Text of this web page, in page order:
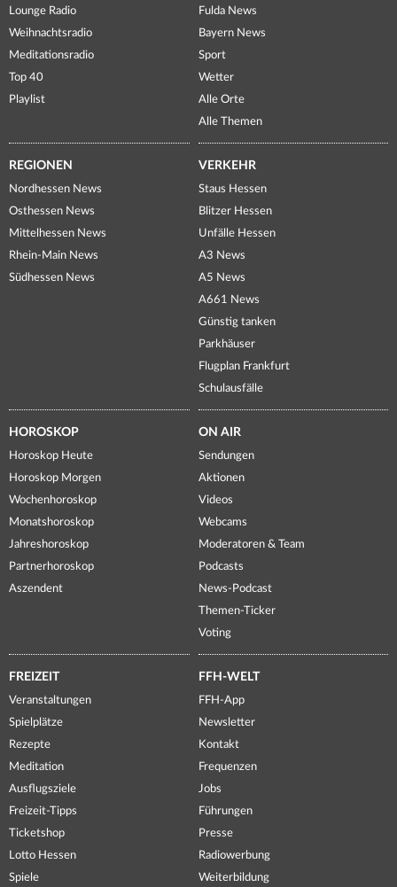
Lounge Radio
Weihnachtsradio
Meditationsradio
Top 40
Playlist
Fulda News
Bayern News
Sport
Wetter
Alle Orte
Alle Themen
REGIONEN
Nordhessen News
Osthessen News
Mittelhessen News
Rhein-Main News
Südhessen News
VERKEHR
Staus Hessen
Blitzer Hessen
Unfälle Hessen
A3 News
A5 News
A661 News
Günstig tanken
Parkhäuser
Flugplan Frankfurt
Schulausfälle
HOROSKOP
Horoskop Heute
Horoskop Morgen
Wochenhoroskop
Monatshoroskop
Jahreshoroskop
Partnerhoroskop
Aszendent
ON AIR
Sendungen
Aktionen
Videos
Webcams
Moderatoren & Team
Podcasts
News-Podcast
Themen-Ticker
Voting
FREIZEIT
Veranstaltungen
Spielplätze
Rezepte
Meditation
Ausflugsziele
Freizeit-Tipps
Ticketshop
Lotto Hessen
Spiele
FFH-WELT
FFH-App
Newsletter
Kontakt
Frequenzen
Jobs
Führungen
Presse
Radiowerbung
Weiterbildung